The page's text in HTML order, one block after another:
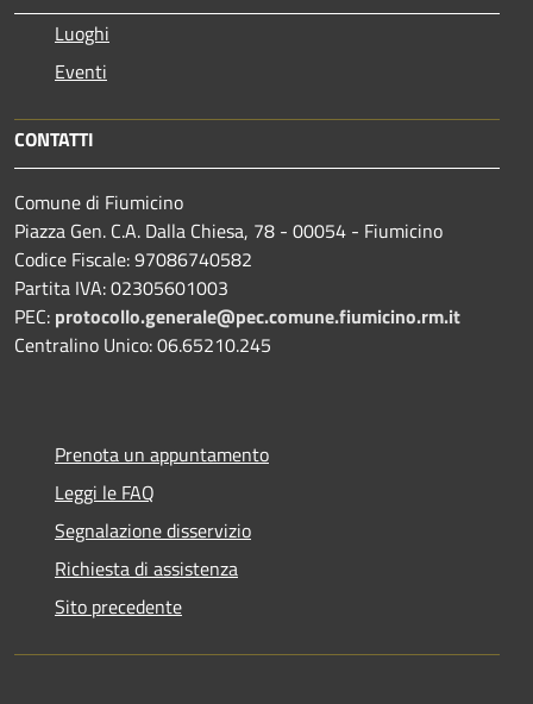
Luoghi
Eventi
CONTATTI
Comune di Fiumicino
Piazza Gen. C.A. Dalla Chiesa, 78 - 00054 - Fiumicino
Codice Fiscale: 97086740582
Partita IVA: 02305601003
PEC: protocollo.generale@pec.comune.fiumicino.rm.it
Centralino Unico: 06.65210.245
Prenota un appuntamento
Leggi le FAQ
Segnalazione disservizio
Richiesta di assistenza
Sito precedente